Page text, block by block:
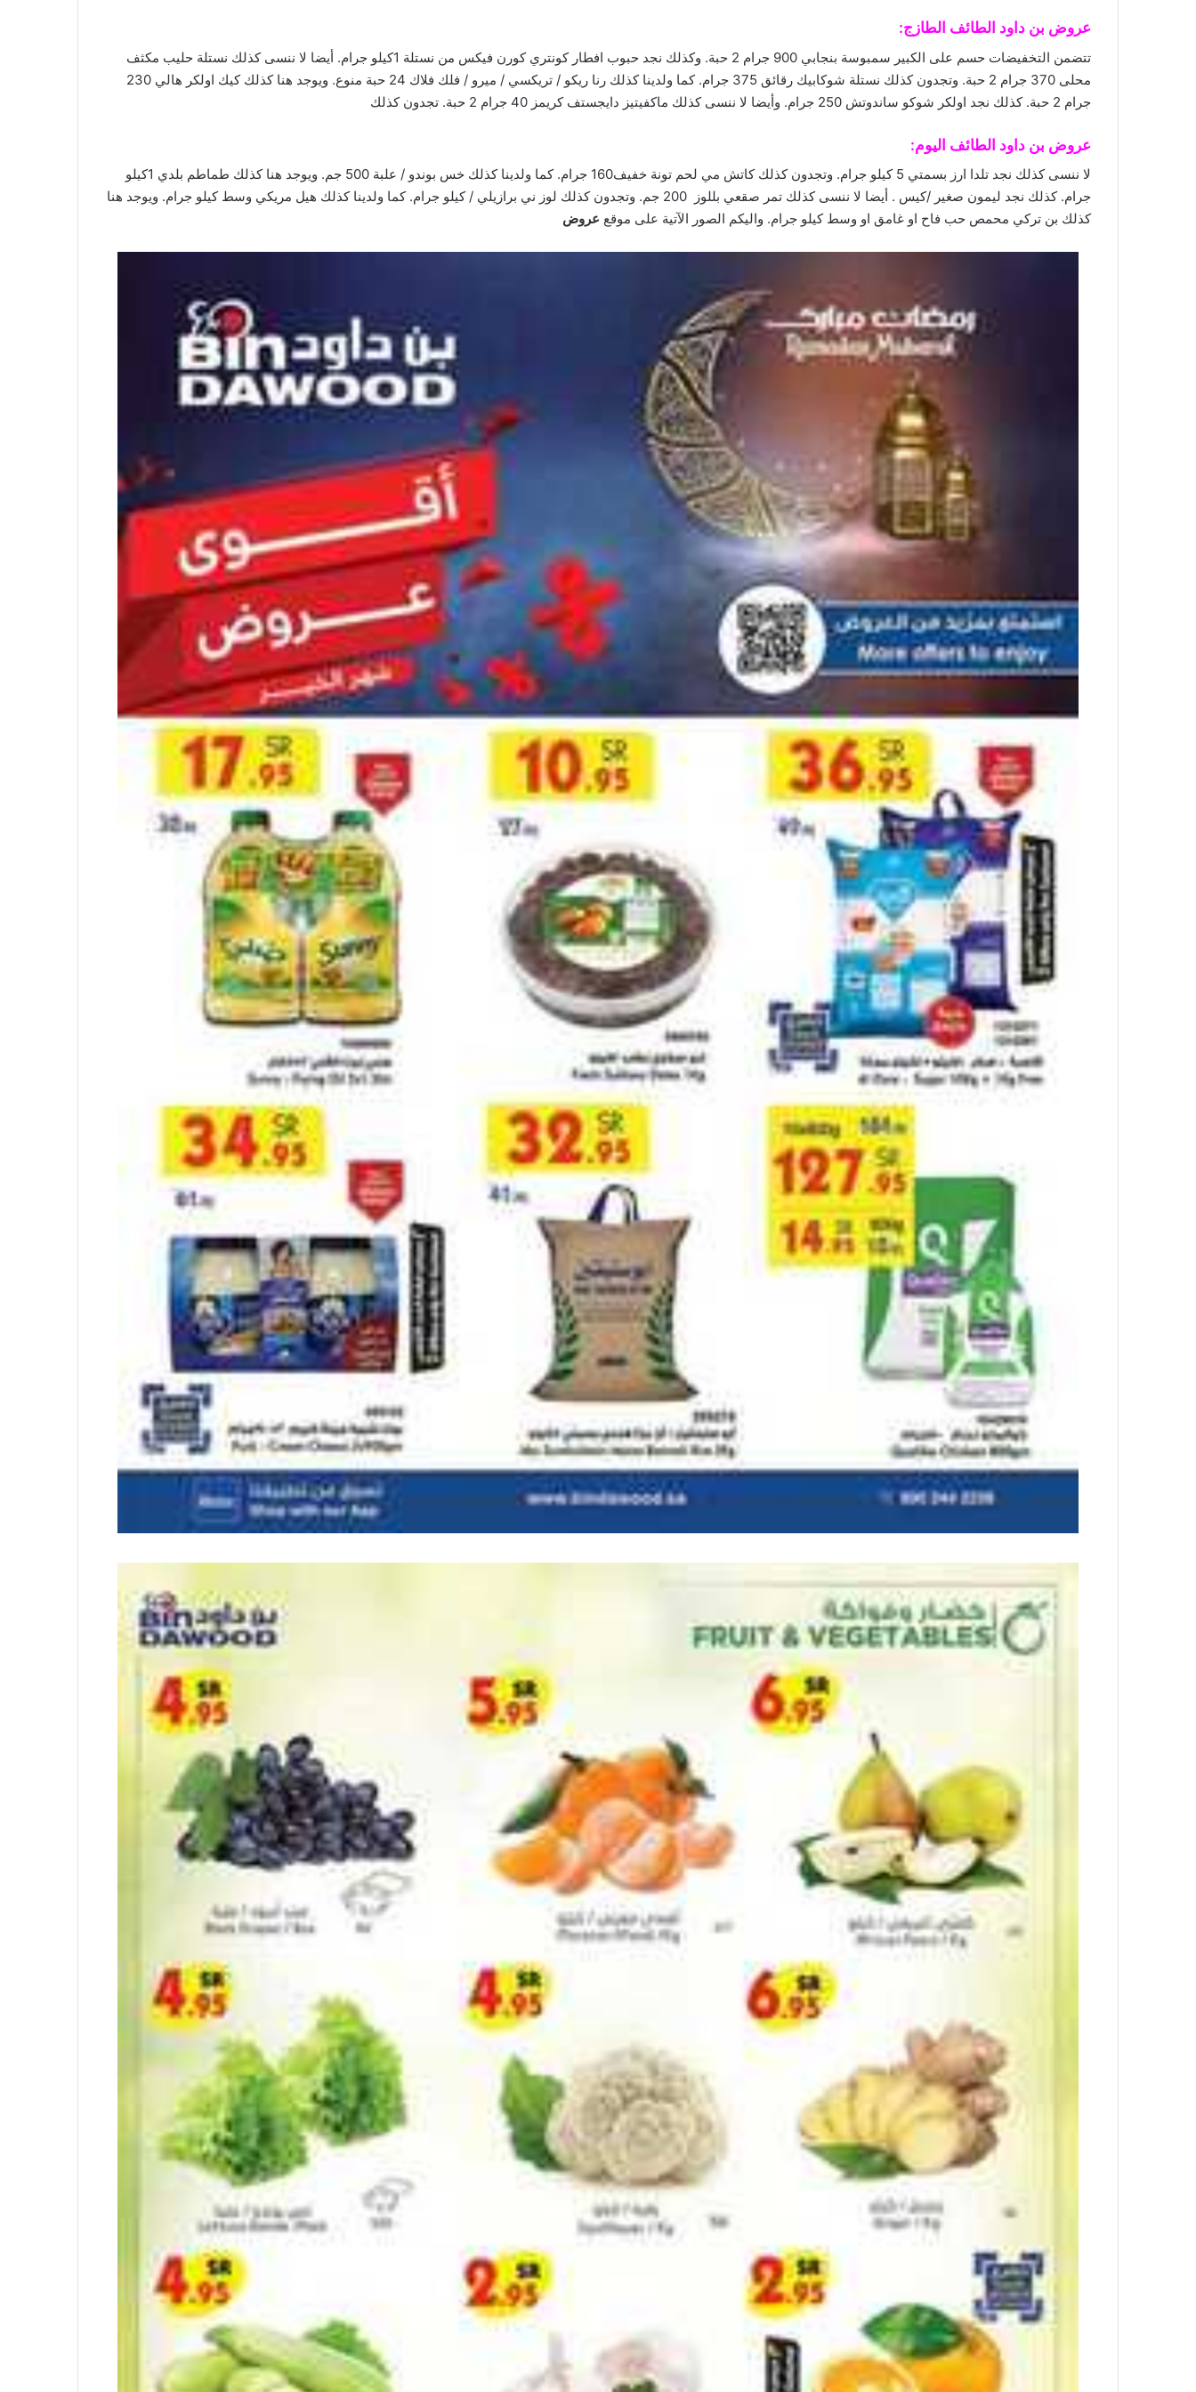
عروض بن داود الطائف الطازج:
تتضمن التخفيضات حسم على الكبير سمبوسة بنجابي 900 جرام 2 حبة. وكذلك نجد حبوب افطار كونتري كورن فيكس من نستلة 1كيلو جرام. أيضا لا ننسى كذلك نستلة حليب مكثف
محلى 370 جرام 2 حبة. وتجدون كذلك نستلة شوكابيك رقائق 375 جرام. كما ولدينا كذلك رنا ريكو / تريكسي / ميرو / فلك فلاك 24 حبة منوع. ويوجد هنا كذلك كيك اولكر هالي 230
جرام 2 حبة. كذلك نجد اولكر شوكو ساندوتش 250 جرام. وأيضا لا ننسى كذلك ماكفيتيز دايجستف كريمز 40 جرام 2 حبة. تجدون كذلك
عروض بن داود الطائف اليوم:
لا ننسى كذلك نجد تلدا ارز بسمتي 5 كيلو جرام. وتجدون كذلك كاتش مي لحم تونة خفيف160 جرام. كما ولدينا كذلك خس بوندو / علبة 500 جم. ويوجد هنا كذلك طماطم بلدي 1كيلو
جرام. كذلك نجد ليمون صغير /كيس . أيضا لا ننسى كذلك تمر صقعي بللوز 200 جم. وتجدون كذلك لوز ني برازيلي / كيلو جرام. كما ولدينا كذلك هيل مريكي وسط كيلو جرام. ويوجد هنا
كذلك بن تركي محمص حب فاح او غامق او وسط كيلو جرام. واليكم الصور الآتية على موقع عروض